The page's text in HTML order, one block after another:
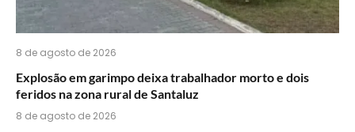
8 de agosto de 2026
Explosão em garimpo deixa trabalhador morto e dois
feridos na zona rural de Santaluz
8 de agosto de 2026